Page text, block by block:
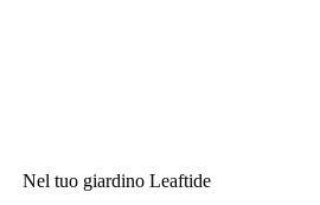
Nel tuo giardino Leaftide